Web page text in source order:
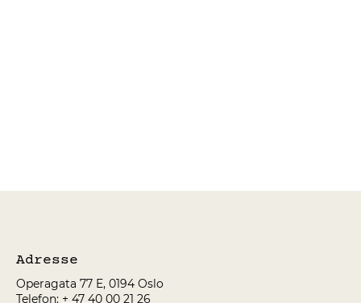
Operagata 77 E, 0194 Oslo
Telefon: + 47 40 00 21 26
Adresse